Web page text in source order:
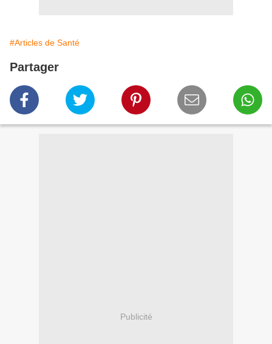
#Articles de Santé
Partager
Publicité